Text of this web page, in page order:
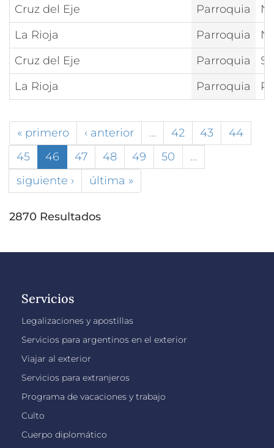
Cruz del Eje
Parroquia
La Rioja
Parroquia
Cruz del Eje
Parroquia
La Rioja
Parroquia
« primero ‹ anterior … 42 43
44
45
46 47 48 49 50
…
siguiente ›
última »
2870 Resultados
Servicios
Legalizaciones y apostillas
Servicios para argentinos en el exterior
Viajar al exterior
Servicios para extranjeros
Programa de vacaciones y trabajo
Culto
Cuerpo diplomático